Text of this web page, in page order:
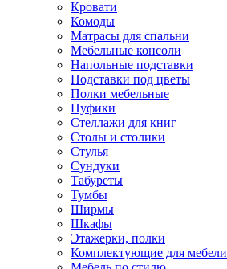
Кровати
Комоды
Матрасы для спальни
Мебельные консоли
Напольные подставки
Подставки под цветы
Полки мебельные
Пуфики
Стеллажи для книг
Столы и столики
Стулья
Сундуки
Табуреты
Тумбы
Ширмы
Шкафы
Этажерки, полки
Комплектующие для мебели